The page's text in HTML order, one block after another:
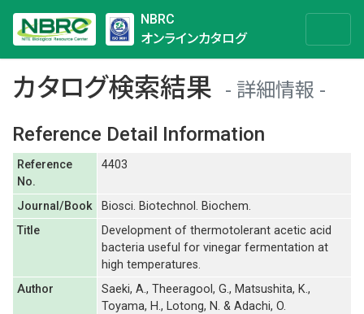
NBRC
オンラインカタログ
カタログ検索結果
詳細情報
Reference Detail Information
Reference
No.
4403
Journal/Book
Biosci. Biotechnol. Biochem.
Title
Development of thermotolerant acetic acid
bacteria useful for vinegar fermentation at
high temperatures.
Author
Saeki, A., Theeragool, G., Matsushita, K.,
Toyama, H., Lotong, N. & Adachi, O.